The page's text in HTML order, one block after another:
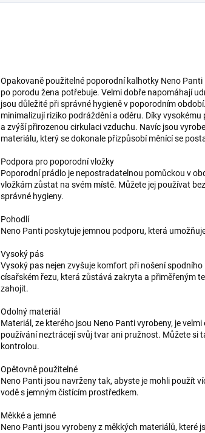
Opakovaně použitelné poporodní kalhotky Neno
po porodu žena potřebuje. Velmi dobře napomáhají
jsou důležité při správné hygieně v poporodním
minimalizují riziko podráždění a oděru. Díky
a zvýší přirozenou cirkulaci vzduchu. Navíc jsou
materiálu, který se dokonale přizpůsobí měnící se
Podpora pro poporodní vložky
Poporodní prádlo je nepostradatelnou pomůckou v
vložkám zůstat na svém místě. Můžete jej používat
správné hygieny.
Pohodlí
Neno Panti poskytuje jemnou podporu, která
Vysoký pás
Vysoký pas nejen zvyšuje komfort při nošení
císařském řezu, která zůstává zakryta a přiměřeným
zahojit.
Odolný materiál
Materiál, ze kterého jsou Neno Panti vyrobeny, je
používání neztrácejí svůj tvar ani pružnost. Můžete si
kontrolou.
Opětovně použitelné
Neno Panti jsou navrženy tak, abyste je mohli použít
vodě s jemným čistícím prostředkem.
Měkké a jemné
Neno Panti jsou vyrobeny z měkkých materiálů, které